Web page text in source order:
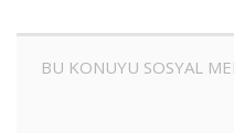
BU KONUYU SOSYAL